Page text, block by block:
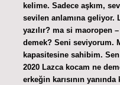
kelime. Sadece aşkım,
sevilen anlamına geliyor.
yazılır? ma si maoropen
demek? Seni seviyorum.
kapasitesine sahibim.
2020 Lazca kocam ne
erkeğin karısının